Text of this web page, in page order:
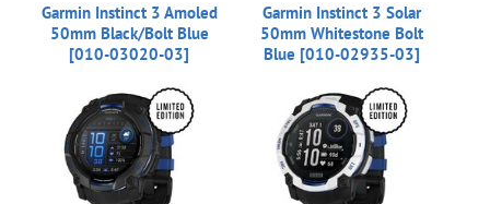
Garmin Instinct 3 Amoled
50mm Black/Bolt Blue
[010-03020-03]
Garmin Instinct 3 Solar
50mm Whitestone Bolt
Blue [010-02935-03]